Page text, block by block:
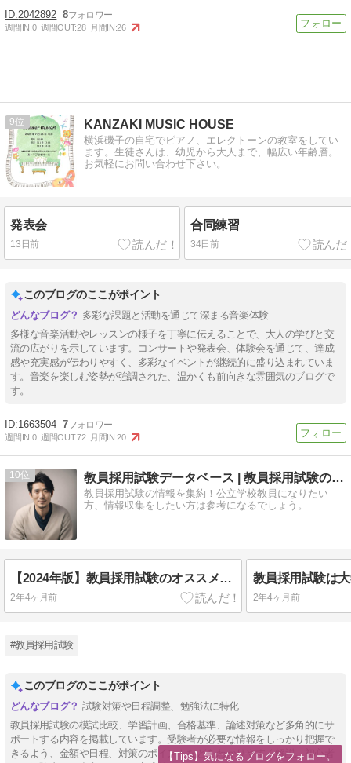
2042892 8
週間IN:0 週間OUT:28 月間IN:26
9 KANZAKI MUSIC HOUSE
横浜磯子の自宅でピアノ、エレクトーンの教室をしてい
ます。生徒さんは、幼児から大人まで、幅広い年齢層。
お気軽にお問い合わせ下さい。
発表会
13日前
合同練習
34日前
このブログのここがポイント
多彩な課題と活動を通じて深まる音楽体験
多様な音楽活動やレッスンの様子を丁寧に伝えることで、大人の学びと交
流の広がりを示しています。コンサートや発表会、体験会を通じて、達成
感や充実感が伝わりやすく、多彩なイベントが継続的に盛り込まれていま
す。音楽を楽しむ姿勢が強調された、温かくも前向きな雰囲気のブログで
す。
1663504 7
週間IN:0 週間OUT:72 月間IN:20
10 教員採用試験データベース | 教員採用試験の情報を集約！
教員採用試験の情報を集約！公立学校教員になりたい
方、情報収集をしたい方は参考になるでしょう。
【2024年版】教員採用試験のオススメ参考書と問題集【選び方も解説】
2年4ヶ月前 2年4ヶ月前
#教員採用試験
このブログのここがポイント
試験対策や日程調整、勉強法に特化
教員採用試験の模試比較、学習計画、合格基準、論述対策など多角的にサ
ポートする内容を掲載しています。受験者が必要な情報をしっかり把握で
きるよう、金額や日程、対策のポイントなどをわかりやすく解説。初心者
【Tips】気になるブログをフォロー。